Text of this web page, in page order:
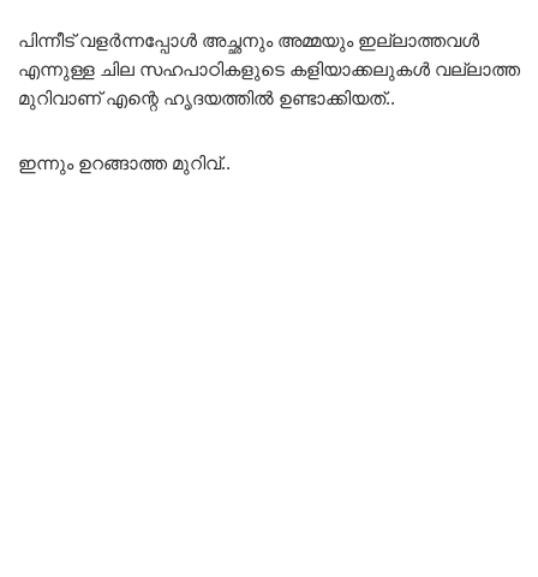
പിന്നീട് വളർന്നപ്പോൾ അച്ഛനും അമ്മയും ഇല്ലാത്തവൾ
എന്നുള്ള ചില സഹപാഠികളുടെ കളിയാക്കലുകൾ വല്ലാത്ത
മുറിവാണ് എന്റെ ഹൃദയത്തിൽ ഉണ്ടാക്കിയത്..
ഇന്നും ഉറങ്ങാത്ത മുറിവ്..